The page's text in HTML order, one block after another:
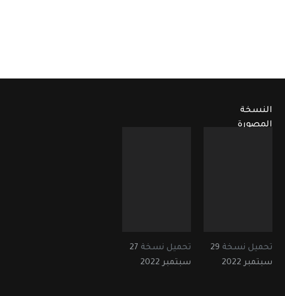
النسخة
المصورة
تحميل نسخة 29
سبتمبر 2022
تحميل نسخة 27
سبتمبر 2022